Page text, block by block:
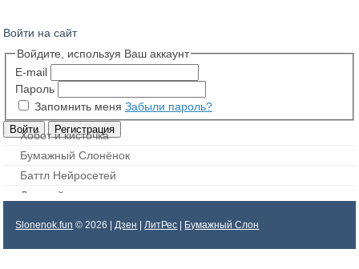
Войти на сайт
Войдите, используя Ваш аккаунт
E-mail
Пароль
Запомнить меня Забыли пароль?
Хобот и кисточка
Бумажный Слонёнок
Баттл Нейросетей
Дорисуй картинку
Slonenok.fun © 2026 |Дзен |ЛитРес Бумажный Слон